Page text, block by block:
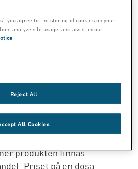
den kraftfulla
välfyllda prillor och
ordinarie snussortiment.
Swedish Matchs egna butiker
Göteborg, Lund, Åre
på www.swedishmatch.se.
produkten finnas
Priset på en dosa
you agree to the storing of cookies on your
analyze site usage, and assist in our
Reject All
All Cookies